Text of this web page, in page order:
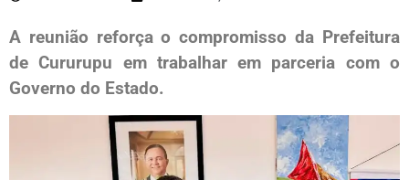
A reunião reforça o compromisso da Prefeitura
de Cururupu em trabalhar em parceria com o
Governo do Estado.